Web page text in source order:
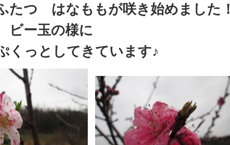
つ はなももが咲き始めました！
ビー玉の様に
くっとしてきています♪